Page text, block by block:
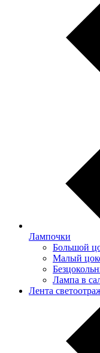
Лампочки
Большой
Малый
Лампа в
Лента